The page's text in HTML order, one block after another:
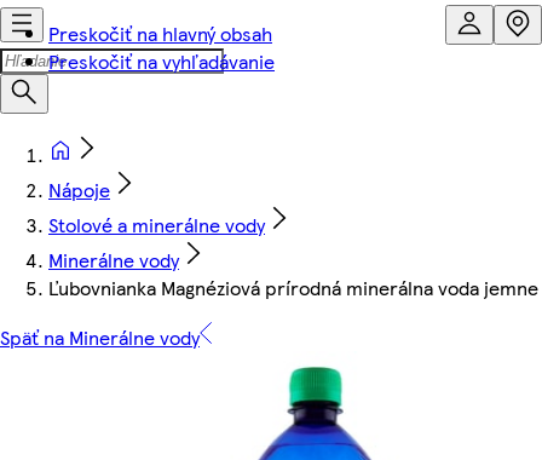
Preskočiť na hlavný obsah
Preskočiť na vyhľadávanie
Nápoje
Stolové a minerálne vody
Minerálne vody
Ľubovnianka Magnéziová prírodná minerálna voda
Späť na Minerálne vody